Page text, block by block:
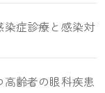
症診療と感染対
齢者の眼科疾患